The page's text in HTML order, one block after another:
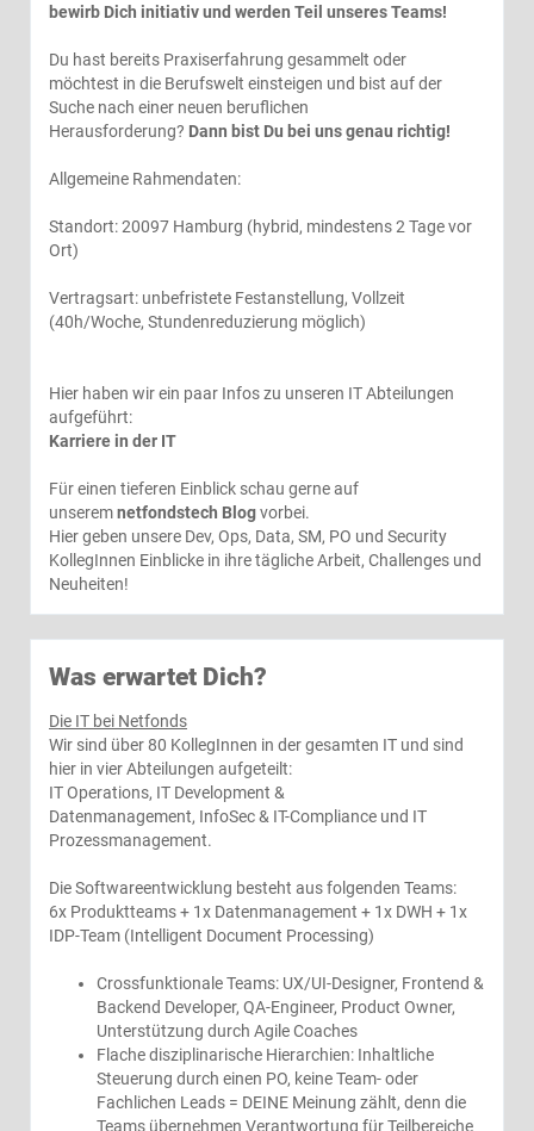
bewirb Dich initiativ und werden Teil unseres Teams!
Du hast bereits Praxiserfahrung gesammelt oder
möchtest in die Berufswelt einsteigen und bist auf der
Suche nach einer neuen beruflichen
Herausforderung? Dann bist Du bei uns genau richtig!
Allgemeine Rahmendaten:
Standort: 20097 Hamburg (hybrid, mindestens 2 Tage vor
Ort)
Vertragsart: unbefristete Festanstellung, Vollzeit
(40h/Woche, Stundenreduzierung möglich)
Hier haben wir ein paar Infos zu unseren IT Abteilungen
aufgeführt:
Karriere in der IT
Für einen tieferen Einblick schau gerne auf
unseremnetfondstech Blogvorbei.
Hier geben unsere Dev, Ops, Data, SM, PO und Security
KollegInnen Einblicke in ihre tägliche Arbeit, Challenges und
Neuheiten!
Was erwartet Dich?
Die IT bei Netfonds
Wir sind über 80 KollegInnen in der gesamten IT und sind
hier in vier Abteilungen aufgeteilt:
IT Operations, IT Development &
Datenmanagement, InfoSec & IT-Compliance und IT
Prozessmanagement.
Die Softwareentwicklung besteht aus folgenden Teams:
6x Produktteams + 1x Datenmanagement + 1x DWH + 1x
IDP-Team (Intelligent Document Processing)
Crossfunktionale Teams: UX/UI-Designer, Frontend &
Backend Developer, QA-Engineer, Product Owner,
Unterstützung durch Agile Coaches
Flache disziplinarische Hierarchien: Inhaltliche
Steuerung durch einen PO, keine Team- oder
Fachlichen Leads = DEINE Meinung zählt, denn die
Teams übernehmen Verantwortung für Teilbereiche